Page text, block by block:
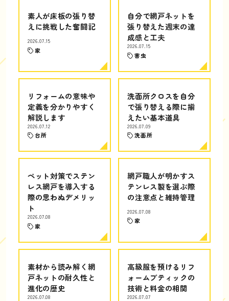
素人が床板の張り替
えに挑戦した奮闘記
2026.07.15
家
自分で網戸ネットを
張り替えた週末の達
成感と工夫
2026.07.15
害虫
リフォームの意味や
定義を分かりやすく
解説します
2026.07.12
台所
洗面所クロスを自分
で張り替える際に揃
えたい基本道具
2026.07.09
洗面所
ペット対策でステン
レス網戸を導入する
際の思わぬデメリッ
ト
2026.07.08
家
網戸職人が明かすス
テンレス製を選ぶ際
の注意点と維持管理
2026.07.08
家
素材から読み解く網
戸ネットの耐久性と
進化の歴史
2026.07.08
高級服を預けるリフ
ォームブティックの
技術と料金の相関
2026.07.07